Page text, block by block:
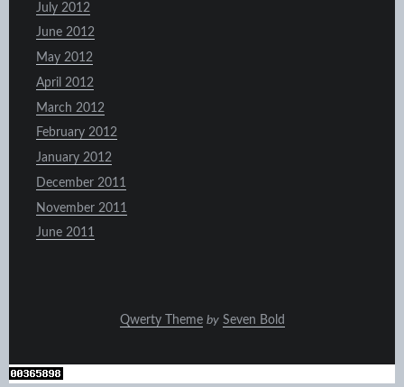
July 2012
June 2012
May 2012
April 2012
March 2012
February 2012
January 2012
December 2011
November 2011
June 2011
Qwerty Theme by Seven Bold